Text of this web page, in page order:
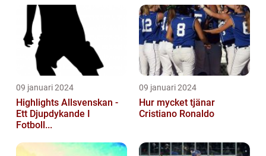
09 januari 2024
Highlights Allsvenskan -
Ett Djupdykande I
Fotboll...
09 januari 2024
Hur mycket tjänar
Cristiano Ronaldo